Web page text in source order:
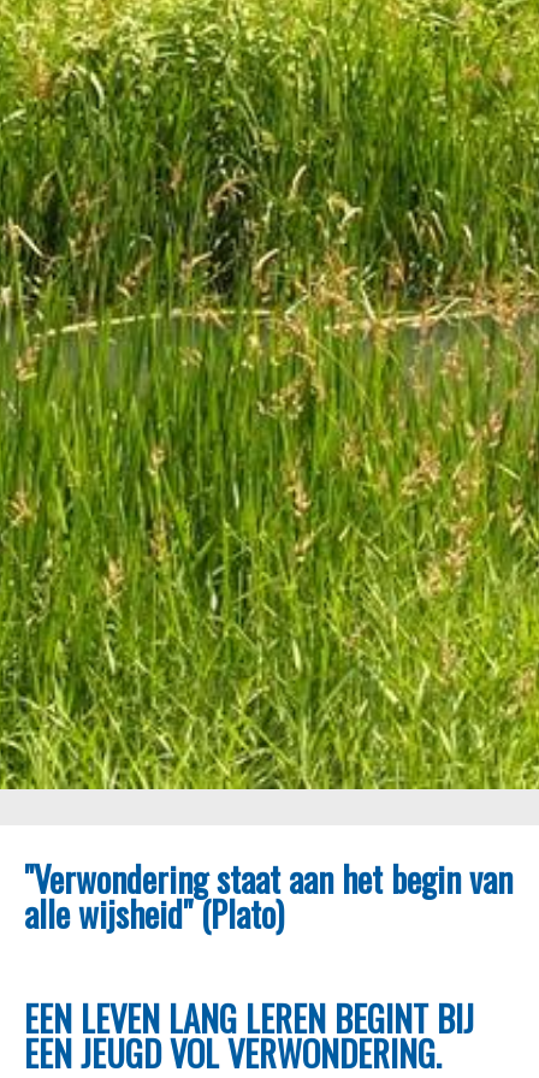
"Verwondering staat aan het begin van
alle wijsheid" (Plato)
EEN LEVEN LANG LEREN BEGINT BIJ
EEN JEUGD VOL VERWONDERING.